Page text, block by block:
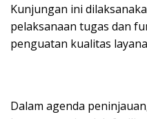
Kunjungan ini
pelaksanaan tugas dan
penguatan kualitas
Dalam agenda